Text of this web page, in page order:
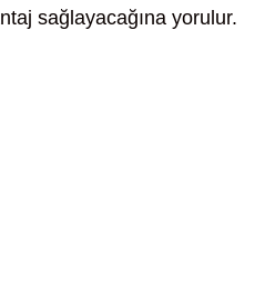
sağlayacağına yorulur.